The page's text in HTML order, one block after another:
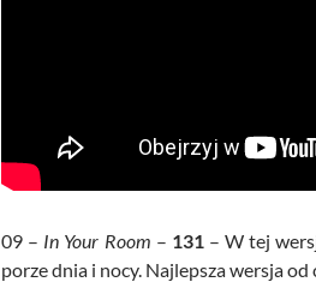
09 – In Your Room – 131– W tej
porze dnia i nocy. Najlepsza wersja od